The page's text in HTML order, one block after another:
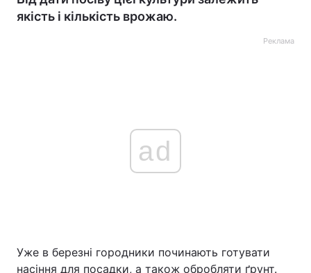
якість і кількість врожаю.
Реклама
ad
Уже в березні городники починають готувати
насіння для посадки, а також обробляти ґрунт.